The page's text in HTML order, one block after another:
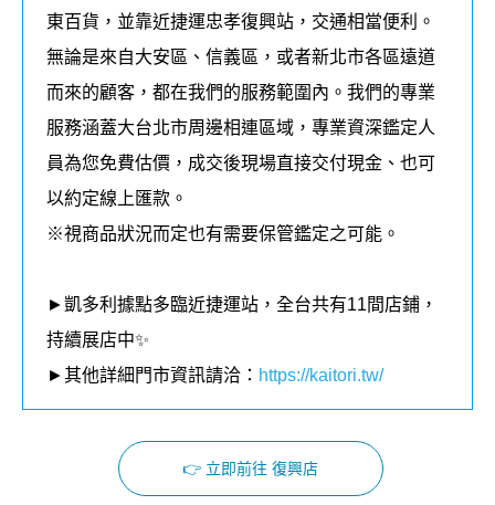
東百貨，並靠近捷運忠孝復興站，交通相當便利。
無論是來自大安區、信義區，或者新北市各區遠道
而來的顧客，都在我們的服務範圍內。我們的專業
服務涵蓋大台北市周邊相連區域， 專業資深鑑定人
員為您免費估價，成交後現場直接交付現金、也可
以約定線上匯款。
※視商品狀況而定也有需要保管鑑定之可能。
►凱多利據點多臨近捷運站，全台共有11間店鋪，
持續展店中✨
►其他詳細門市資訊請洽： https://kaitori.tw/
👉 立即前往 復興店